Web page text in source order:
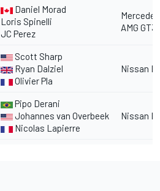
Daniel Morad
Loris Spinelli
JC Perez
AMG GT3
Scott Sharp
Ryan Dalziel
Olivier Pla
Nissan
Pipo Derani
Johannes van Overbeek
Nicolas Lapierre
Nissan